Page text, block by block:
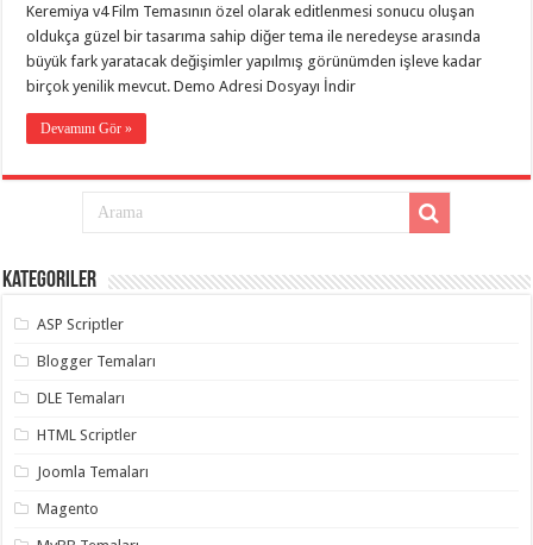
evden
taşımacılık ,
gaziantep
evden
taşımacılık,
evden
taşımacılık,
evden
eve
gaziantep
organizasyon,
gaziantep
organizasyon
gaziantep
organizasyon,
gaziantep
organizasyon,
gaziantep
organizasyon ,
gaziantep
organizasyon,
Keremiya v4 Film Temasının özel olarak editlenmesi sonucu oluşan
oldukça güzel bir tasarıma sahip diğer tema ile neredeyse arasında
büyük fark yaratacak değişimler yapılmış görünümden işleve kadar
birçok yenilik mevcut. Demo Adresi Dosyayı İndir
Devamını Gör »
Kategoriler
ASP Scriptler
Blogger Temaları
DLE Temaları
HTML Scriptler
Joomla Temaları
Magento